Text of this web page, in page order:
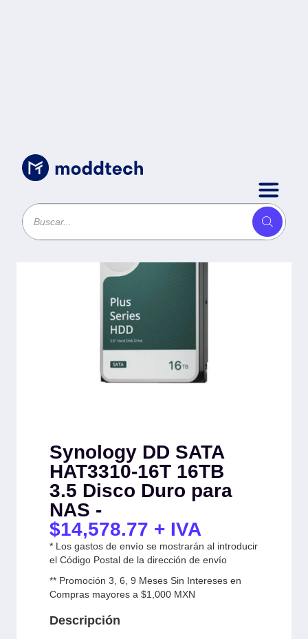
Sin categoría/ Synology DD SATA HAT3310-16T
16TB 3.5 Disco Duro para NAS -
Synology DD SATA
HAT3310-16T 16TB
3.5 Disco Duro para
NAS -
$14,578.77 + IVA
* Los gastos de envío se mostrarán al introducir
el Código Postal de la dirección de envío
** Promoción 3, 6, 9 Meses Sin Intereses en
Compras mayores a $1,000 MXN
Descripción